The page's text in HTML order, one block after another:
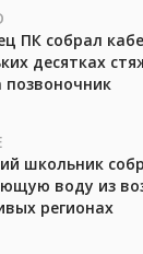
ПК собрал
десятках
позвоночник
школьник
воду из
регионах